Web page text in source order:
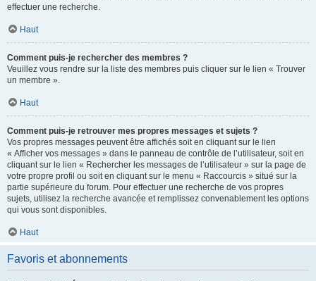
effectuer une recherche.
Haut
Comment puis-je rechercher des membres ?
Veuillez vous rendre sur la liste des membres puis cliquer sur le lien « Trouver
un membre ».
Haut
Comment puis-je retrouver mes propres messages et sujets ?
Vos propres messages peuvent être affichés soit en cliquant sur le lien
« Afficher vos messages » dans le panneau de contrôle de l’utilisateur, soit en
cliquant sur le lien « Rechercher les messages de l’utilisateur » sur la page de
votre propre profil ou soit en cliquant sur le menu « Raccourcis » situé sur la
partie supérieure du forum. Pour effectuer une recherche de vos propres
sujets, utilisez la recherche avancée et remplissez convenablement les options
qui vous sont disponibles.
Haut
Favoris et abonnements